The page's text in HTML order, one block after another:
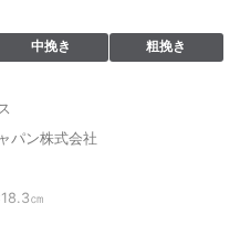
中挽き 粗挽き
パン株式会社
㎝